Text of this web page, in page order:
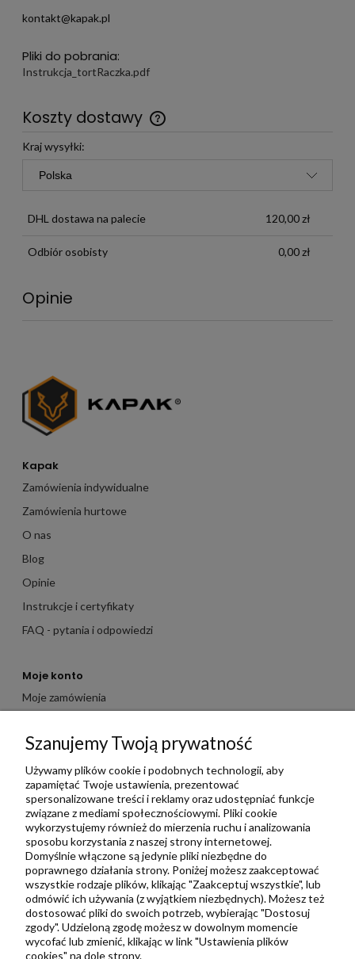
kontakt@kapak.pl
Pliki do pobrania:
Instrukcja_tortRaczka.pdf
Koszty dostawy
Darmowa wysyłka już od 299 zł
Kraj wysyłki:
DHL dostawa na palecie 120,00 zł
Odbiór osobisty 0,00 zł
Opinie
Kapak
Zamówienia indywidualne
Zamówienia hurtowe
O nas
Blog
Opinie
Instrukcje i certyfikaty
FAQ - pytania i odpowiedzi
Moje konto
Moje zamówienia
Ulubione
Zbieraj punkty za zakupy
Informacje
Kontakt
Regulamin
Polityka prywatności
Metody wysyłki i płatności
Płatności odroczone PayPo
Zwroty i reklamacje
Szanujemy Twoją prywatność
Używamy plików cookie i podobnych technologii, aby
zapamiętać Twoje ustawienia, prezentować
spersonalizowane treści i reklamy oraz udostępniać funkcje
związane z mediami społecznościowymi. Pliki cookie
wykorzystujemy również do mierzenia ruchu i analizowania
sposobu korzystania z naszej strony internetowej.
Domyślnie włączone są jedynie pliki niezbędne do
poprawnego działania strony. Poniżej możesz zaakceptować
wszystkie rodzaje plików, klikając "Zaakceptuj wszystkie", lub
odmówić ich używania (z wyjątkiem niezbędnych). Możesz też
dostosować pliki do swoich potrzeb, wybierając "Dostosuj
zgody". Udzieloną zgodę możesz w dowolnym momencie
wycofać lub zmienić, klikając w link "Ustawienia plików
cookies" na dole strony.